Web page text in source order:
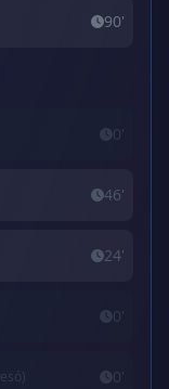
90'
0'
46'
24'
0'
0'